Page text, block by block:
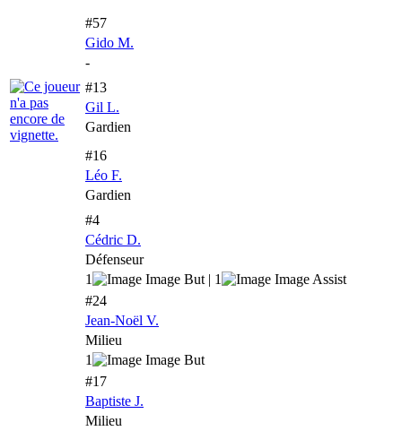
#57
Gido M.
-
#13
Gil L.
Gardien
#16
Léo F.
Gardien
#4
Cédric D.
Défenseur
1
| 1
#24
Jean-Noël V.
Milieu
1
#17
Baptiste J.
Milieu